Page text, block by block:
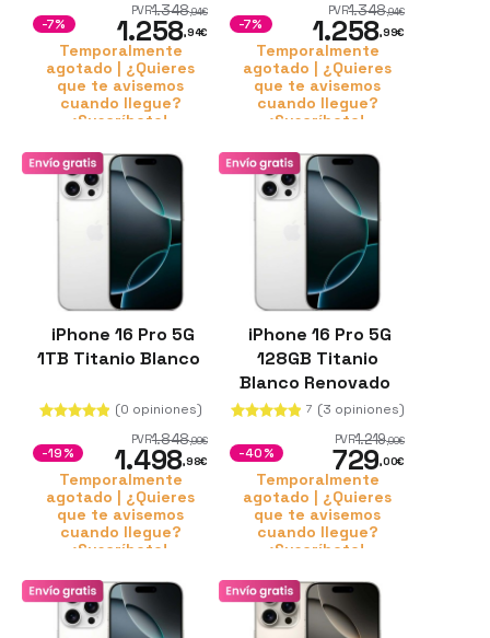
PVR1.348,94€
1.258,94€
-7%
Temporalmente
agotado | ¿Quieres
que te avisemos
cuando llegue?
¡Suscríbete!
PVR1.348,94€
1.258,99€
-7%
Temporalmente
agotado | ¿Quieres
que te avisemos
cuando llegue?
¡Suscríbete!
iPhone 16 Pro 5G
1TB Titanio Blanco
(0 opiniones)
PVR1.848,99€
1.498,98€
-19%
Temporalmente
agotado | ¿Quieres
que te avisemos
cuando llegue?
¡Suscríbete!
iPhone 16 Pro 5G
128GB Titanio
Blanco Renovado
7 (3 opiniones)
PVR1.219,00€
729,00€
-40%
Temporalmente
agotado | ¿Quieres
que te avisemos
cuando llegue?
¡Suscríbete!